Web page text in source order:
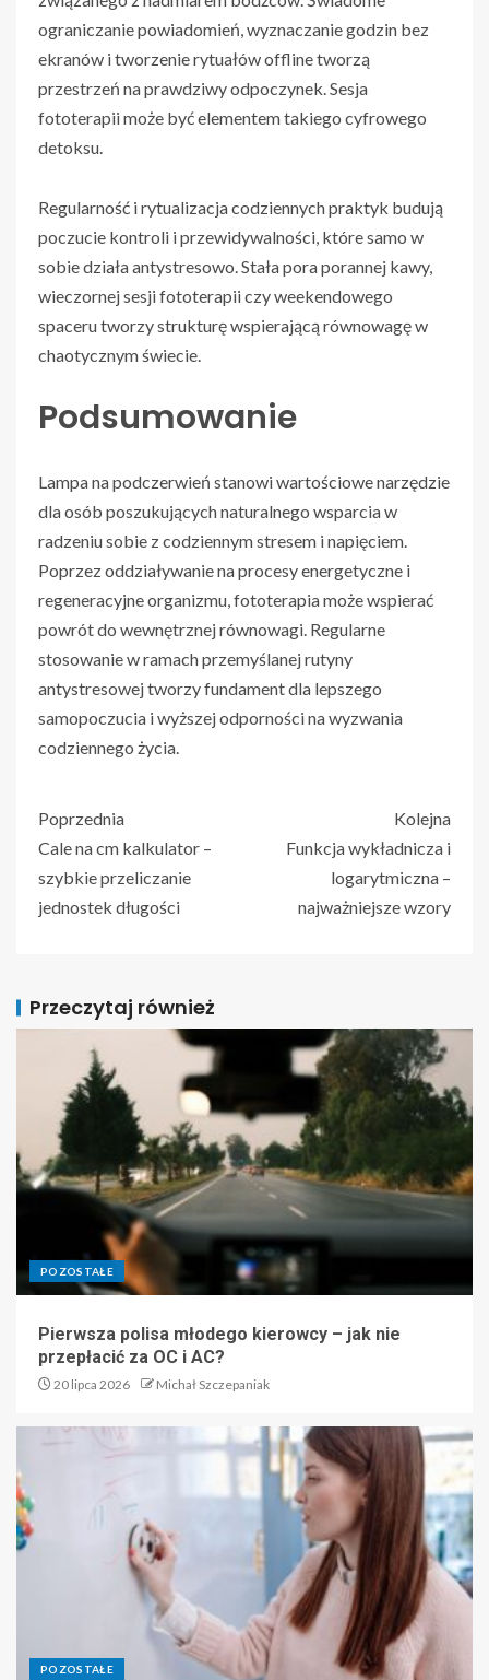
ograniczanie powiadomień, wyznaczanie godzin bez
ekranów i tworzenie rytuałów offline tworzą
przestrzeń na prawdziwy odpoczynek. Sesja
fototerapii może być elementem takiego cyfrowego
detoksu.
Regularność i rytualizacja codziennych praktyk budują
poczucie kontroli i przewidywalności, które samo w
sobie działa antystresowo. Stała pora porannej kawy,
wieczornej sesji fototerapii czy weekendowego
spaceru tworzy strukturę wspierającą równowagę w
chaotycznym świecie.
Podsumowanie
Lampa na podczerwień stanowi wartościowe narzędzie
dla osób poszukujących naturalnego wsparcia w
radzeniu sobie z codziennym stresem i napięciem.
Poprzez oddziaływanie na procesy energetyczne i
regeneracyjne organizmu, fototerapia może wspierać
powrót do wewnętrznej równowagi. Regularne
stosowanie w ramach przemyślanej rutyny
antystresowej tworzy fundament dla lepszego
samopoczucia i wyższej odporności na wyzwania
codziennego życia.
Poprzednia
Cale na cm kalkulator –
szybkie przeliczanie
jednostek długości
Kolejna
Funkcja wykładnicza i
logarytmiczna –
najważniejsze wzory
Przeczytaj również
POZOSTAŁE
Pierwsza polisa młodego kierowcy – jak nie
przepłacić za OC i AC?
20 lipca 2026 Michał Szczepaniak
POZOSTAŁE